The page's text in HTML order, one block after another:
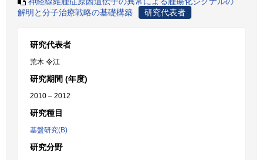
解明と分子治療戦略の基礎構築
研究代表者
研究代表者
荒木 令江
研究期間 (年度)
2010 – 2012
研究種目
基盤研究(B)
研究分野